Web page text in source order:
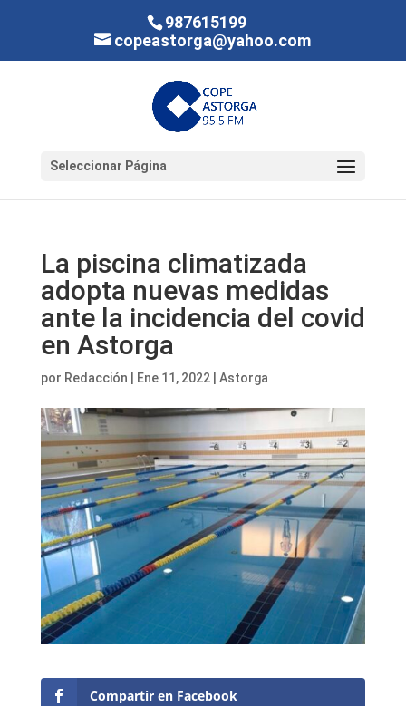
987615199
copeastorga@yahoo.com
Seleccionar Página
La piscina climatizada
adopta nuevas medidas
ante la incidencia del covid
en Astorga
por Redacción Ene 11, 2022| Astorga
Compartir en Facebook